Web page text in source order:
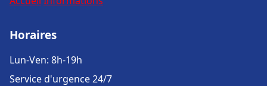
Horaires
Lun-Ven: 8h-19h
Service d'urgence 24/7